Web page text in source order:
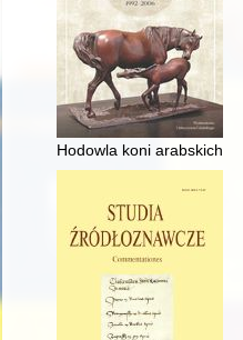
Hodowla koni arabskich